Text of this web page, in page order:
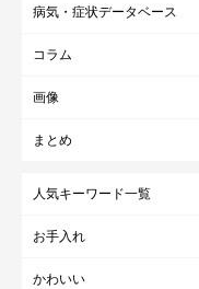
病気・症状データベース
コラム
画像
まとめ
人気キーワード一覧
お手入れ
かわいい